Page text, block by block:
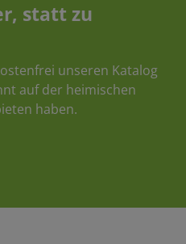
statt zu
unseren Katalog
auf der heimischen
haben.